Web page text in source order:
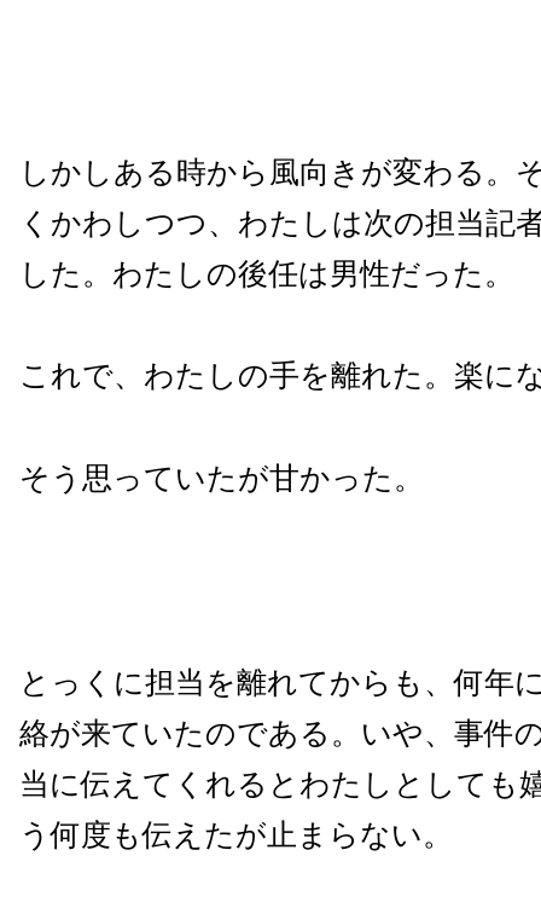
しかしある時から風向きが変わる。
くかわしつつ、わたしは次の担当記
した。わたしの後任は男性だった。
これで、わたしの手を離れた。楽に
そう思っていたが甘かった。
とっくに担当を離れてからも、何年
絡が来ていたのである。いや、事件
当に伝えてくれるとわたしとしても
う何度も伝えたが止まらない。